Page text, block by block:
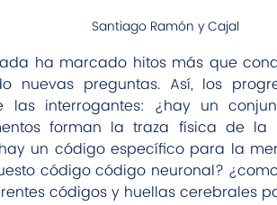
Santiago Ramón y Cajal
ha marcado hitos más que
nuevas preguntas. Así, los
interrogantes: ¿hay un
forman la traza física de la
un código específico para la
código código neuronal?
códigos y huellas cerebrales